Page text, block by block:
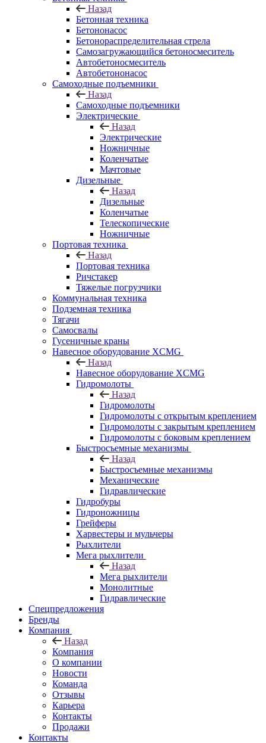
Назад
Бетонная техника
Бетононасос
Бетонораспределительная стрела
Самозагружающийся бетоносмеситель
Автобетоносмеситель
Автобетононасос
Самоходные подъемники
Назад
Самоходные подъемники
Электрические
Назад
Электрические
Ножничные
Коленчатые
Мачтовые
Дизельные
Назад
Дизельные
Коленчатые
Телескопические
Ножничные
Портовая техника
Назад
Портовая техника
Ричстакер
Тяжелые погрузчики
Коммунальная техника
Подземная техника
Тягачи
Самосвалы
Гусеничные краны
Навесное оборудование XCMG
Назад
Навесное оборудование XCMG
Гидромолоты
Назад
Гидромолоты
Гидромолоты с открытым креплением
Гидромолоты с закрытым креплением
Гидромолоты с боковым креплением
Быстросъемные механизмы
Назад
Быстросъемные механизмы
Механические
Гидравлические
Гидробуры
Гидроножницы
Грейферы
Харвестеры и мульчеры
Рыхлители
Мега рыхлители
Назад
Мега рыхлители
Монолитные
Гидравлические
Спецпредложения
Бренды
Компания
Назад
Компания
О компании
Новости
Команда
Отзывы
Карьера
Контакты
Продажи
Контакты